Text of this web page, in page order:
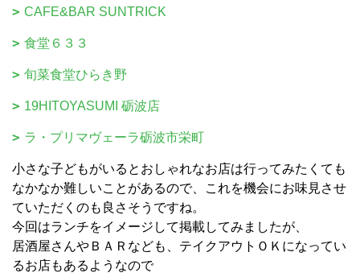
CAFE&BAR SUNTRICK
食堂６３３
旬菜食堂ひらき野
19HITOYASUMI 砺波店
ラ・プリマヴェーラ砺波市栄町
小さな子どもがいるとおしゃれなお店は行ってみたくても
なかなか難しいことがあるので、これを機会にお味見させ
ていただくのも良さそうですね。
今回はランチをイメージして掲載してみましたが、
居酒屋さんやＢＡＲなども、テイクアウトＯＫになってい
るお店もあるようなので